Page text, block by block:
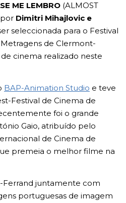
ME LEMBRO (ALMOST
por Dimitri Mihajlovic e
seleccionada para o Festival
de Clermont-
cinema realizado neste
BAP-Animation Studio e teve
Festival de Cinema de
foi o grande
Gaio, atribuído pelo
de Cinema de
premeia o melhor filme na
Ferrand juntamente com
portuguesas de imagem